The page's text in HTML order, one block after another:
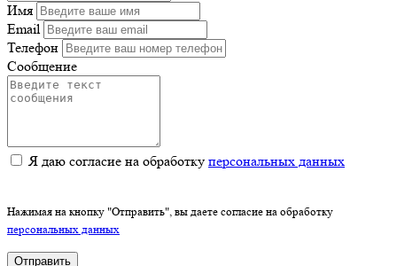
Имя
Email
Телефон
Сообщение
Я даю согласие на обработку персональных данных
Нажимая на кнопку "Отправить", вы даете согласие на обработку
персональных данных
Отправить